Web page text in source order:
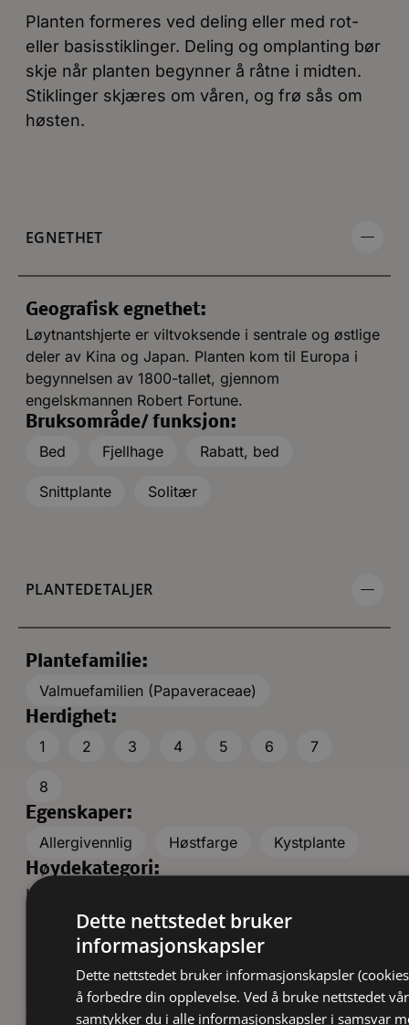
Planten formeres ved deling eller med rot-
eller basisstiklinger. Deling og omplanting bør
skje når planten begynner å råtne i midten.
Stiklinger skjæres om våren, og frø sås om
høsten.
EGNETHET
Geografisk egnethet:
Løytnantshjerte er viltvoksende i sentrale og østlige
deler av Kina og Japan. Planten kom til Europa i
begynnelsen av 1800-tallet, gjennom
engelskmannen Robert Fortune.
Bruksområde/ funksjon:
Bed
Fjellhage Rabatt, bed
Snittplante Solitær
PLANTEDETALJER
Plantefamilie:
Valmuefamilien (Papaveraceae)
Herdighet:
1
2 3 4 5 6 7
8
Egenskaper:
Allergivennlig
Høstfarge
Kystplante
Høydekategori:
Høye (60-70 cm)
Blomstrings-/frukttid:
Blomsterfarge:
Dette nettstedet bruker
informasjonskapsler
Dette nettstedet bruker informasjonskapsler
å forbedre din opplevelse. Ved å bruke nettstedet
samtykker du i alle informasjonskapsler i samsvar